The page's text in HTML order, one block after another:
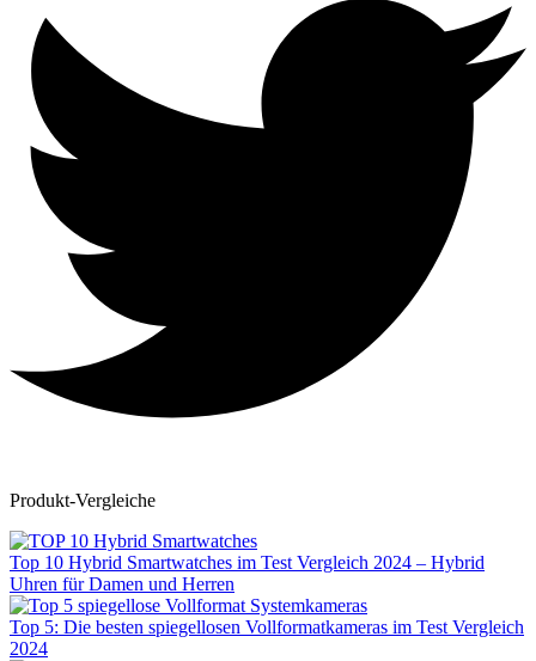
Produkt-Vergleiche
Top 10 Hybrid Smartwatches im Test Vergleich 2024 – Hybrid
Uhren für Damen und Herren
Top 5: Die besten spiegellosen Vollformatkameras im Test Vergleich
2024